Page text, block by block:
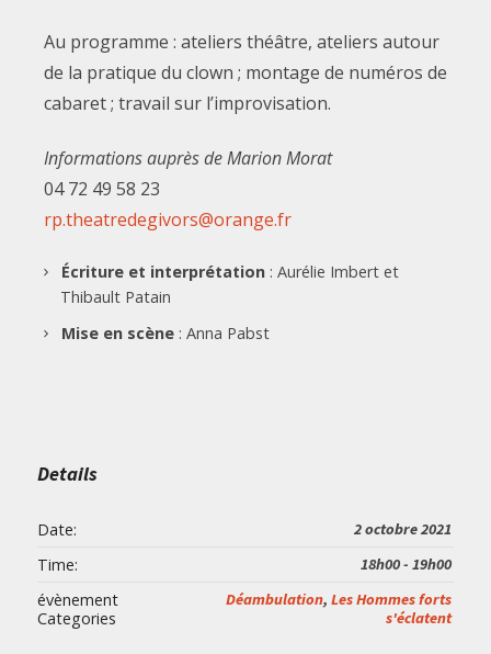
Au programme : ateliers théâtre, ateliers autour
de la pratique du clown ; montage de numéros de
cabaret ; travail sur l’improvisation.
Informations auprès de Marion Morat
04 72 49 58 23
rp.theatredegivors@orange.fr
Écriture et interprétation: Aurélie Imbert et
Thibault Patain
Mise en scène: Anna Pabst
Details
Date: 2 octobre 2021
Time: 18h00 - 19h00
évènement
Categories
Déambulation, Les Hommes forts
s'éclatent